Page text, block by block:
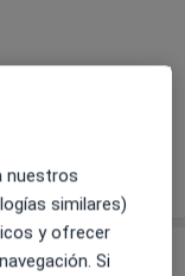
nuestros
similares)
y ofrecer
Si